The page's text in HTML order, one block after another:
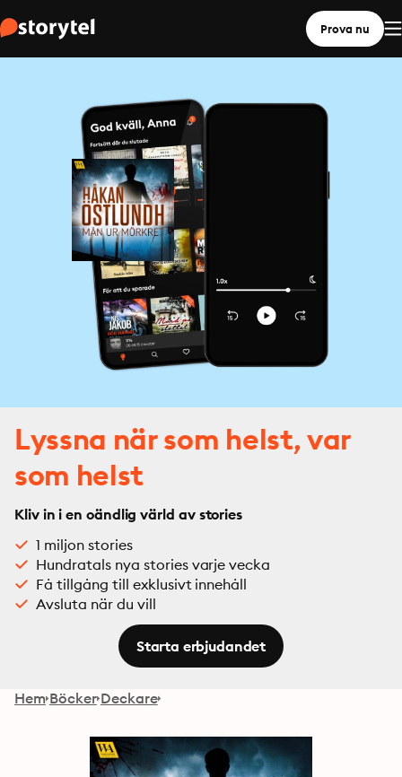
Prova nu
Lyssna när som helst, var
som helst
Kliv in i en oändlig värld av stories
1 miljon stories
Hundratals nya stories varje vecka
Få tillgång till exklusivt innehåll
Avsluta när du vill
Starta erbjudandet
Hem Böcker Deckare